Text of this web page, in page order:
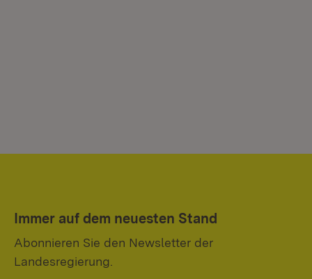
Immer auf dem neuesten Stand
Abonnieren Sie den Newsletter der
Landesregierung.